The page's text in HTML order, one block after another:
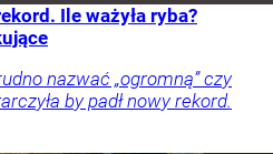
Ile ważyła ryba?
nazwać „ogromną” czy
by padł nowy rekord.